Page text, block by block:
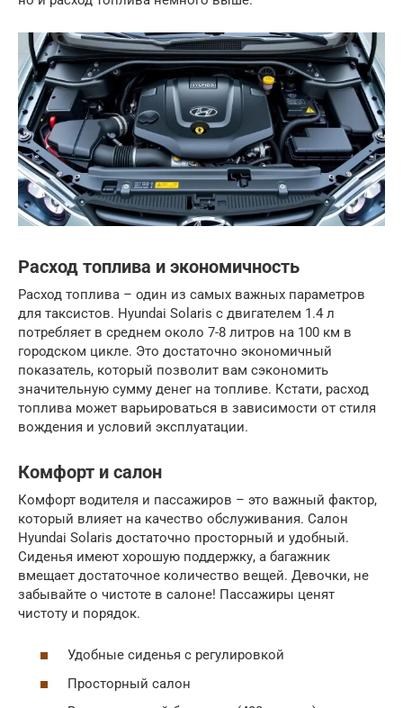
Расход топлива и экономичность
Расход топлива – один из самых важных параметров
для таксистов. Hyundai Solaris с двигателем 1.4 л
потребляет в среднем около 7-8 литров на 100 км в
городском цикле. Это достаточно экономичный
показатель, который позволит вам сэкономить
значительную сумму денег на топливе. Кстати, расход
топлива может варьироваться в зависимости от стиля
вождения и условий эксплуатации.
Комфорт и салон
Комфорт водителя и пассажиров – это важный фактор,
который влияет на качество обслуживания. Салон
Hyundai Solaris достаточно просторный и удобный.
Сиденья имеют хорошую поддержку, а багажник
вмещает достаточное количество вещей. Девочки, не
забывайте о чистоте в салоне! Пассажиры ценят
чистоту и порядок.
Удобные сиденья с регулировкой
Просторный салон